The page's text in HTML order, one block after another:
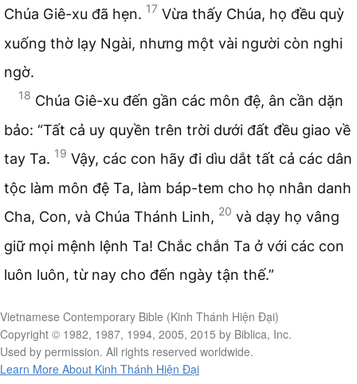
Chúa Giê-xu đã hẹn. 17 Vừa thấy Chúa, họ đều quỳ
xuống thờ lạy Ngài, nhưng một vài người còn nghi
ngờ.
18 Chúa Giê-xu đến gần các môn đệ, ân cần dặn
bảo: “Tất cả uy quyền trên trời dưới đất đều giao về
tay Ta. 19 Vậy, các con hãy đi dìu dắt tất cả các dân
tộc làm môn đệ Ta, làm báp-tem cho họ nhân danh
Cha, Con, và Chúa Thánh Linh, 20 và dạy họ vâng
giữ mọi mệnh lệnh Ta! Chắc chắn Ta ở với các con
luôn luôn, từ nay cho đến ngày tận thế.”
Vietnamese Contemporary Bible (Kinh Thánh Hiện Đại)
Copyright © 1982, 1987, 1994, 2005, 2015 by Biblica, Inc.
Used by permission. All rights reserved worldwide.
Learn More About Kinh Thánh Hiện Đại